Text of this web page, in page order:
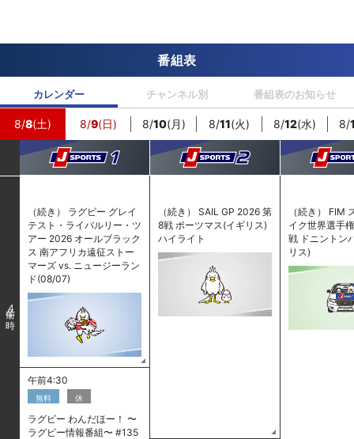
番組表
カレンダー チャンネル別 番組表のお知らせ
8/8(土) 8/9(日) 8/10(月) 8/11(火) 8/12(水) 8/
4
（続き） ラグビー グレイ
テスト・ライバルリー・ツ
アー 2026 オールブラック
ス 南アフリカ遠征ストー
マーズ vs. ニュージーラン
ド(08/07)
（続き） SAIL GP 2026 第
8戦 ポーツマス(イギリス)
ハイライト
（続き） FIM
イク世界選手
戦 ドニントン
リス)
午前4:30
無料 休
ラグビー わんだほー！ 〜
ラグビー情報番組〜 #135